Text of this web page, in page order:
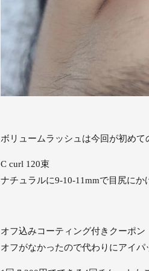
ボリュームラッシュは今回が初め
C curl 120束
ナチュラルに9-10-11mmで目尻にか
オフ込みコーティング付きクーポン
オフがなかったので代わりにアイ